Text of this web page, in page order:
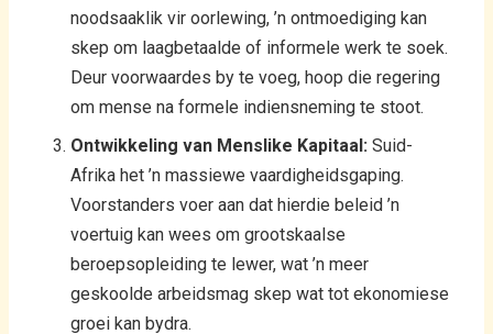
noodsaaklik vir oorlewing, ’n ontmoediging kan
skep om laagbetaalde of informele werk te soek.
Deur voorwaardes by te voeg, hoop die regering
om mense na formele indiensneming te stoot.
Ontwikkeling van Menslike Kapitaal: Suid-
Afrika het ’n massiewe vaardigheidsgaping.
Voorstanders voer aan dat hierdie beleid ’n
voertuig kan wees om grootskaalse
beroepsopleiding te lewer, wat ’n meer
geskoolde arbeidsmag skep wat tot ekonomiese
groei kan bydra.